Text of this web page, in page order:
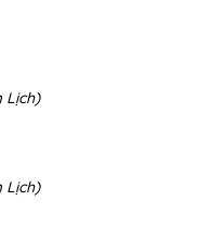
Lịch)
Lịch)